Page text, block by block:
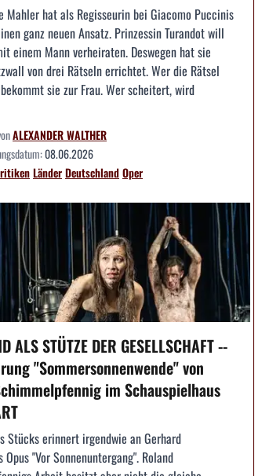
Mahler hat als Regisseurin bei Giacomo Puccinis
ganz neuen Ansatz. Prinzessin Turandot will
einem Mann verheiraten. Deswegen hat sie
von drei Rätseln errichtet. Wer die Rätsel
sie zur Frau. Wer scheitert, wird
ALEXANDER WALTHER
08.06.2026
LänderDeutschlandOper
ALS STÜTZE DER GESELLSCHAFT --
"Sommersonnenwende" von
im Schauspielhaus
Stücks erinnert irgendwie an Gerhard
Opus "Vor Sonnenuntergang". Roland